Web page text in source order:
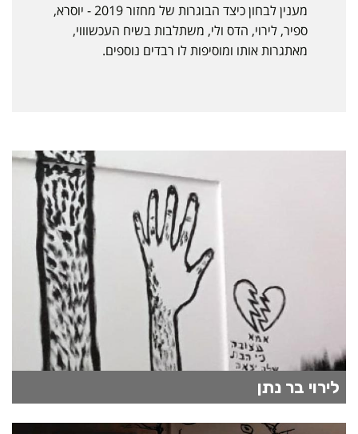
מענין לבחון כיצד הבוגרות של מחזור 2019 - יוסרא,
ספיר, לירוי, הדס ולי, משתלבות בשיח העכשוווי,
מאתגרות אותו ומוסיפות לו רבדים נוספים.
לירוי בר נתן